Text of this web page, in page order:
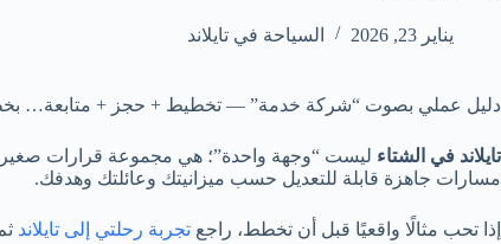
يناير 23, 2026 السياحة في تايلاند
دليل عملي بصوت “شركة خدمة” — تخطيط + حجز + متابعة…
تايلاند في الشتاء ليست “وجهة واحدة”؛ هي مجموعة قرارات
مسارات جاهزة قابلة للتعديل حسب ميزانيتك وعائلتك وهدفك.
إذا تحب مثالًا واقعيًا قبل أن تخطط، راجع تجربة رحلتي إلى تايلاند